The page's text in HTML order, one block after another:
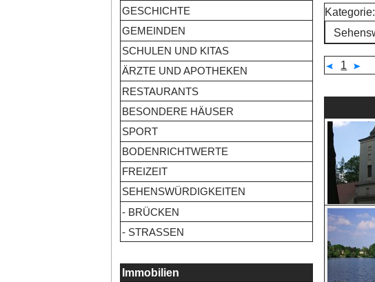
GESCHICHTE
GEMEINDEN
SCHULEN UND KITAS
ÄRZTE UND APOTHEKEN
RESTAURANTS
BESONDERE HÄUSER
SPORT
BODENRICHTWERTE
FREIZEIT
SEHENSWÜRDIGKEITEN
- BRÜCKEN
- STRASSEN
Immobilien
Kategorie:
1